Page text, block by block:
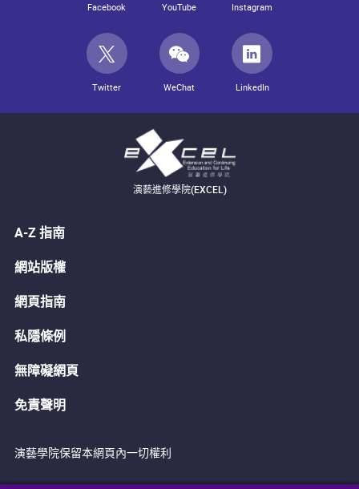
Facebook YouTube Instagram
Twitter WeChat LinkedIn
演藝進修學院(EXCEL)
A-Z 指南
網站版權
網頁指南
私隱條例
無障礙網頁
免責聲明
演藝學院保留本網頁內一切權利